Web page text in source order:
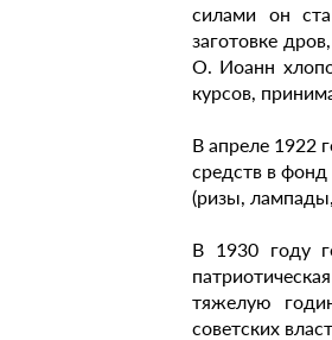
силами он
заготовке
О. Иоанн
курсов,
В апреле 1922
средств в
(ризы,
В 1930 году
тяжелую
советских